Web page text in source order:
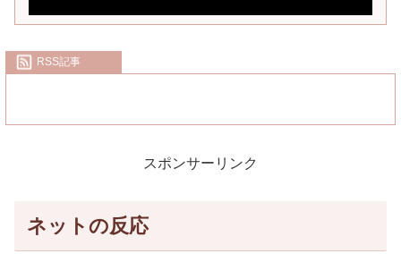
RSS記事
スポンサーリンク
ネットの反応